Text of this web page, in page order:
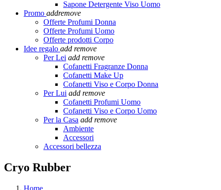
Sapone Detergente Viso Uomo
Promo addremove
Offerte Profumi Donna
Offerte Profumi Uomo
Offerte prodotti Corpo
Idee regalo add remove
Per Lei add remove
Cofanetti Fragranze Donna
Cofanetti Make Up
Cofanetti Viso e Corpo Donna
Per Lui add remove
Cofanetti Profumi Uomo
Cofanetti Viso e Corpo Uomo
Per la Casa add remove
Ambiente
Accessori
Accessori bellezza
Cryo Rubber
Home